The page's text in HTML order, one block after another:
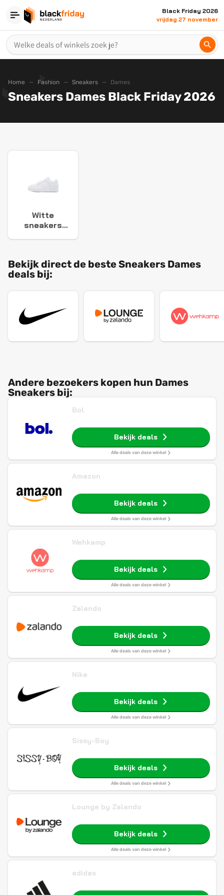
Black Friday 2026
vrijdag 27 november
Home Fashion Sneakers Dames
Sneakers Dames Black Friday 2026
Witte
sneakers
Bekijk direct de beste Sneakers Dames
deals bij:
Andere bezoekers kopen hun Dames
Sneakers bij:
Bol
Bekijk deals
Alle deals van deze winkel
Amazon
Bekijk deals
Alle deals van deze winkel
Wehkamp
Bekijk deals
Alle deals van deze winkel
Zalando
Bekijk deals
Alle deals van deze winkel
Nike
Bekijk deals
Alle deals van deze winkel
Sissy-Boy
Bekijk deals
Alle deals van deze winkel
Lounge by Zalando
Bekijk deals
Alle deals van deze winkel
adidas